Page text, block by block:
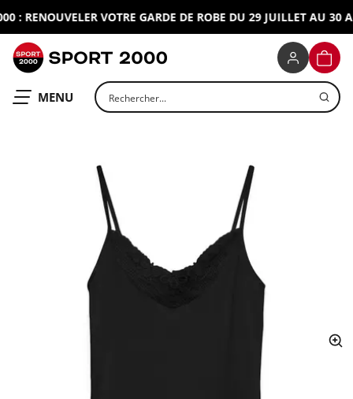
: RENOUVELER VOTRE GARDE DE ROBE DU 29 JUILLET AU 30
OUVRIR LE
MENU Rechercher un produit